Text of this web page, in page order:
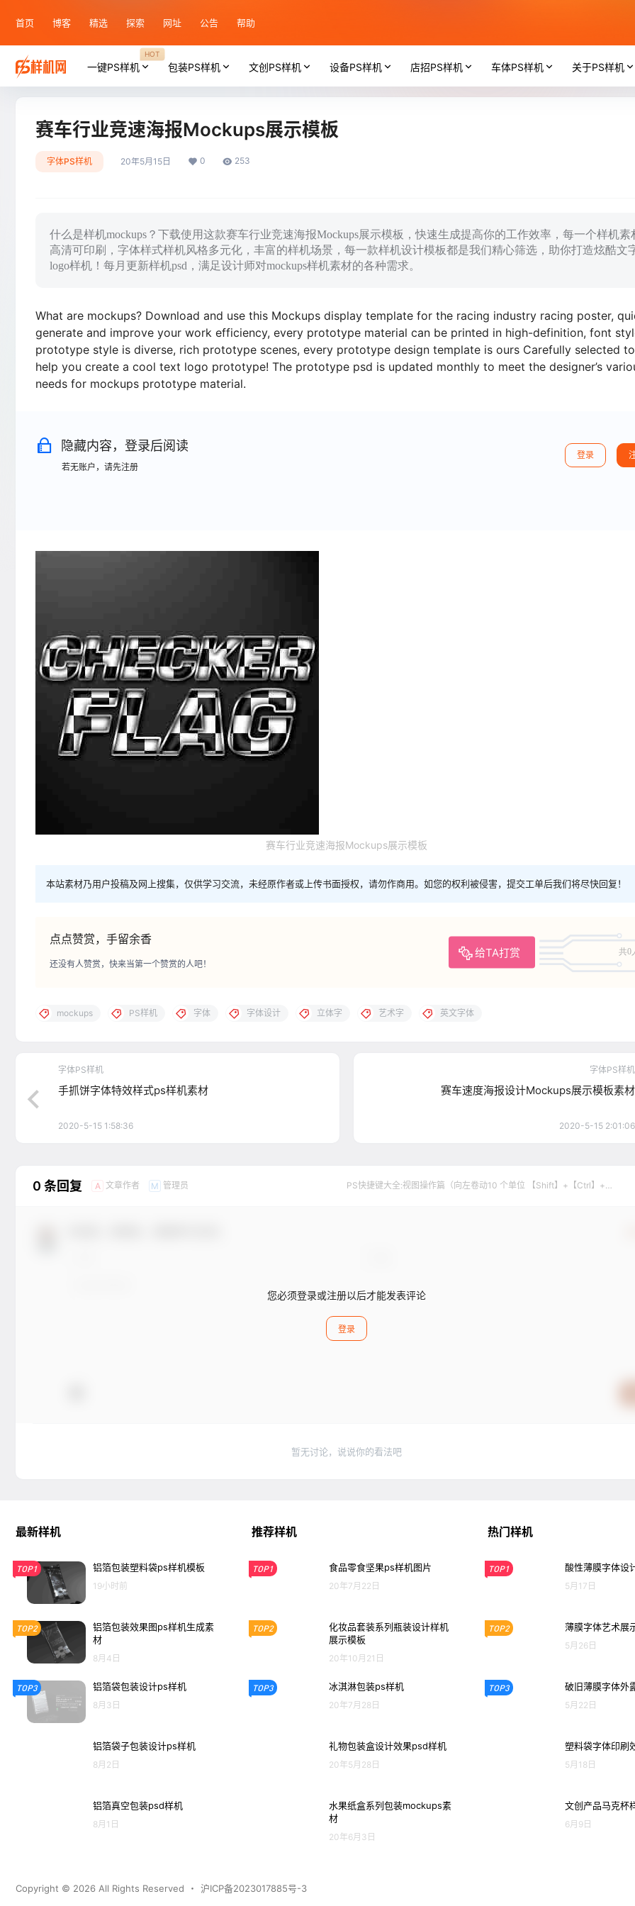
首页 博客 精选 探索 网址 公告 帮助
一键PS样机
HOT
包装PS样机 文创PS样机 设备PS样机 店招PS样机 车体PS样机 关于PS样机
赛车行业竞速海报Mockups展示模板
字体PS样机 20年5月15日 0 253
什么是样机mockups？下载使用这款赛车行业竞速海报Mockups展示模板，快速生成提高你的工作效率，每一个样机素
高清可印刷，字体样式样机风格多元化，丰富的样机场景，每一款样机设计模板都是我们精心筛选，助你打造炫酷文
logo样机！每月更新样机psd，满足设计师对mockups样机素材的各种需求。
What are mockups? Download and use this Mockups display template for the racing industry racing poster,
generate and improve your work efficiency, every prototype material can be printed in high-definition, font
prototype style is diverse, rich prototype scenes, every prototype design template is ours Carefully selected to
help you create a cool text logo prototype! The prototype psd is updated monthly to meet the designer’s
needs for mockups prototype material.
隐藏内容，登录后阅读
若无账户，请先注册
登录
赛车行业竞速海报Mockups展示模板
本站素材乃用户投稿及网上搜集，仅供学习交流，未经原作者或上传书面授权，请勿作商用。如您的权利被侵害，提交工单后我们将尽快回复！
点点赞赏，手留余香
给TA打赏 共0
还没有人赞赏，快来当第一个赞赏的人吧！
mockups PS样机 字体 字体设计 立体字 艺术字 英文字体
字体PS样机
手抓饼字体特效样式ps样机素材
2020-5-15 1:58:36
字体PS样机
赛车速度海报设计Mockups展示模板素材
2020-5-15 2:01:06
0 条回复 A 文章作者 M 管理员
PS快捷键大全:视图操作篇（向左卷动10 个单位 【Shift】+【Ctrl】+
您必须登录或注册以后才能发表评论
登录
暂无讨论，说说你的看法吧
最新样机
TOP1 铝箔包装塑料袋ps样机模板
19小时前
TOP2
铝箔包装效果图ps样机生成素
材
8月4日
TOP3 铝箔袋包装设计ps样机
8月3日
铝箔袋子包装设计ps样机
8月2日
铝箔真空包装psd样机
8月1日
推荐样机
TOP1 食品零食坚果ps样机图片
20年7月22日
TOP2
化妆品套装系列瓶装设计样机
展示模板
20年10月21日
TOP3 冰淇淋包装ps样机
20年7月28日
礼物包装盒设计效果psd样机
20年5月28日
水果纸盒系列包装mockups素
材
20年6月3日
热门样机
TOP1 酸性薄膜字体设
5月17日
TOP2 薄膜字体艺术展
5月26日
TOP3 破旧薄膜字体外
5月22日
塑料袋字体印刷
5月18日
文创产品马克杯
6月9日
Copyright © 2026 All Rights Reserved ・ 沪ICP备2023017885号-3